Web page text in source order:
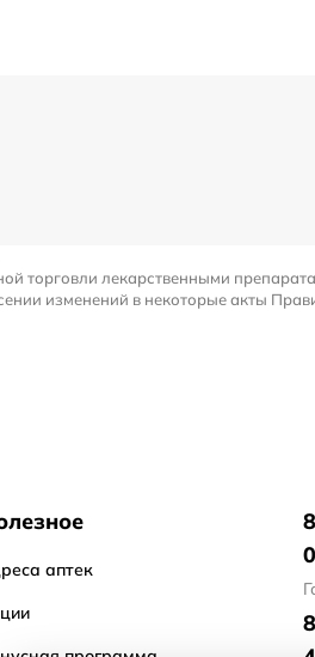
торговли лекарственными
изменений в некоторые акты
аптек